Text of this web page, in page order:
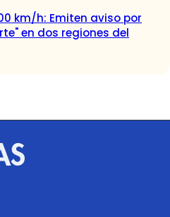
km/h: Emiten aviso por
en dos regiones del